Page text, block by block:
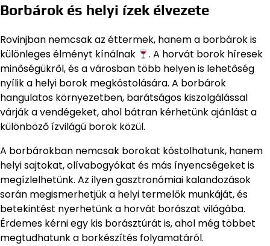
Borbárok és helyi ízek élvezete
Rovinjban nemcsak az éttermek, hanem a borbárok is
különleges élményt kínálnak
. A horvát borok híresek
minőségükről, és a városban több helyen is lehetőség
nyílik a helyi borok megkóstolására. A borbárok
hangulatos környezetben, barátságos kiszolgálással
várják a vendégeket, ahol bátran kérhetünk ajánlást a
különböző ízvilágú borok közül.
A borbárokban nemcsak borokat kóstolhatunk, hanem
helyi sajtokat, olívabogyókat és más ínyencségeket is
megízlelhetünk. Az ilyen gasztronómiai kalandozások
során megismerhetjük a helyi termelők munkáját, és
betekintést nyerhetünk a horvát borászat világába.
Érdemes kérni egy kis borásztúrát is, ahol még többet
megtudhatunk a borkészítés folyamatáról.